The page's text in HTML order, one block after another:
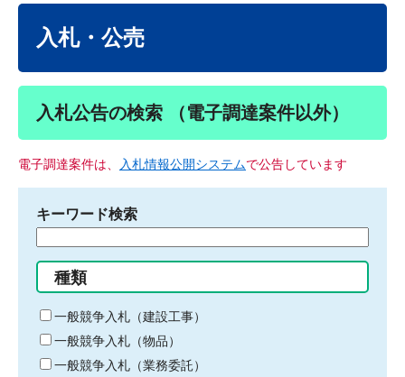
入札・公売
入札公告の検索 （電子調達案件以外）
電子調達案件は、 入札情報公開システムで公告しています
キーワード検索
る
キ
ー
ワ
ー
種類
一般競争入札（建設工事）
一般競争入札（物品）
一般競争入札（業務委託）